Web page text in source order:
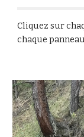
Cliquez sur
chaque